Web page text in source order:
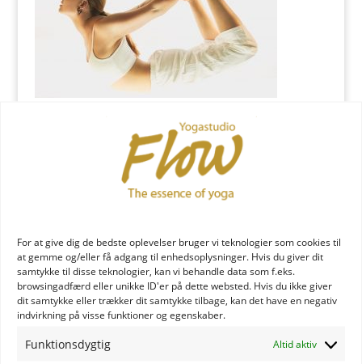
For at give dig de bedste oplevelser bruger vi teknologier som cookies til
at gemme og/eller få adgang til enhedsoplysninger. Hvis du giver dit
samtykke til disse teknologier, kan vi behandle data som f.eks.
browsingadfærd eller unikke ID'er på dette websted. Hvis du ikke giver
dit samtykke eller trækker dit samtykke tilbage, kan det have en negativ
indvirkning på visse funktioner og egenskaber.
Funktionsdygtig Altid aktiv
YOGA Retreats